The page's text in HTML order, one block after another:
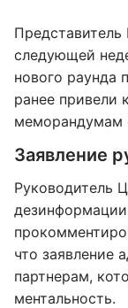
следующей
нового раунда
ранее привели
меморандумам
Заявление
Руководитель
дезинформации
что заявление
партнерам,
ментальность.